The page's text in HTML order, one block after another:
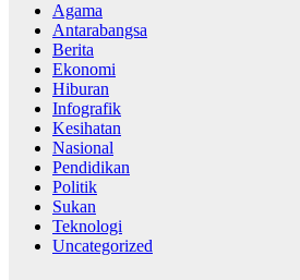
Agama
Antarabangsa
Berita
Ekonomi
Hiburan
Infografik
Kesihatan
Nasional
Pendidikan
Politik
Sukan
Teknologi
Uncategorized